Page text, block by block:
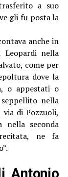
a suo
gli fu posta la
anche in
nella
come per
dove la
o appestati o
nella
di Pozzuoli,
seconda
ne fa
Antonio